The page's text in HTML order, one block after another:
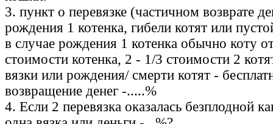
3. пункт о перевязке (частичном возврате
рождения 1 котенка, гибели котят или
в случае рождения 1 котенка обычно коту
стоимости котенка, 2 - 1/3 стоимости 2
вязки или рождения/ смерти котят -
возвращение денег -.....%
4. Если 2 перевязка оказалась безплодной